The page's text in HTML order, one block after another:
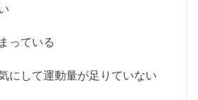
っている
にして運動量が足りていない